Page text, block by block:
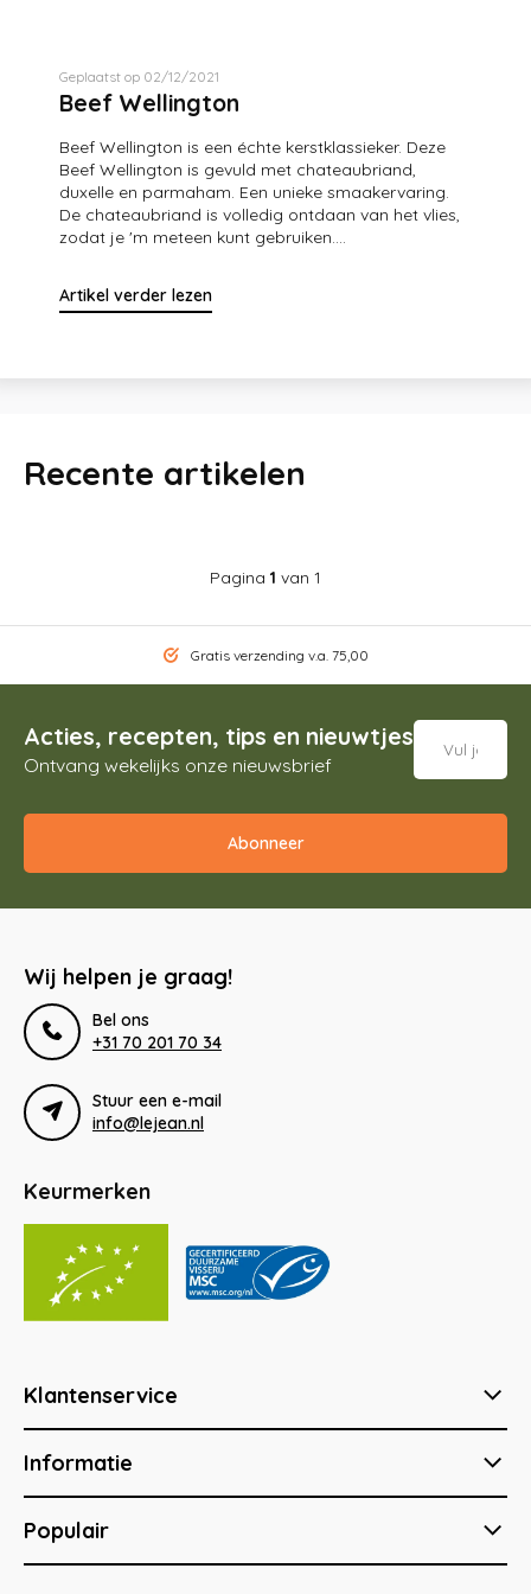
Geplaatst op 02/12/2021
Beef Wellington
Beef Wellington is een échte kerstklassieker. Deze
Beef Wellington is gevuld met chateaubriand,
duxelle en parmaham. Een unieke smaakervaring.
De chateaubriand is volledig ontdaan van het vlies,
zodat je 'm meteen kunt gebruiken....
Artikel verder lezen
Recente artikelen
Pagina 1 van 1
Gratis verzending v.a. 75,00
Acties, recepten, tips en nieuwtjes
Ontvang wekelijks onze nieuwsbrief
Abonneer
Wij helpen je graag!
Bel ons
+31 70 201 70 34
Stuur een e-mail
info@lejean.nl
Keurmerken
Klantenservice
Informatie
Populair